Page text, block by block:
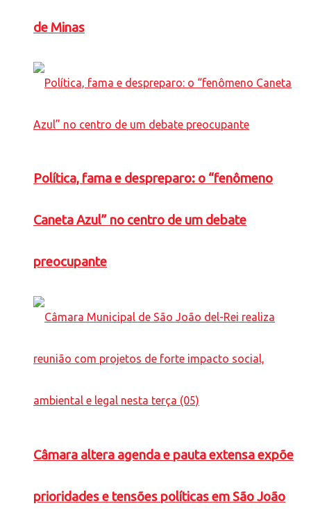
de Minas
Política, fama e despreparo: o “fenômeno
Caneta Azul” no centro de um debate
preocupante
Câmara altera agenda e pauta extensa expõe
prioridades e tensões políticas em São João